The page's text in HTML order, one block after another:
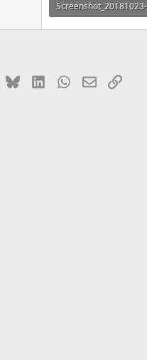
147,8 KB · Aufrufe: 628
X (Twitter)
BlueskyLinkedInWhatsApp
E-MailLink